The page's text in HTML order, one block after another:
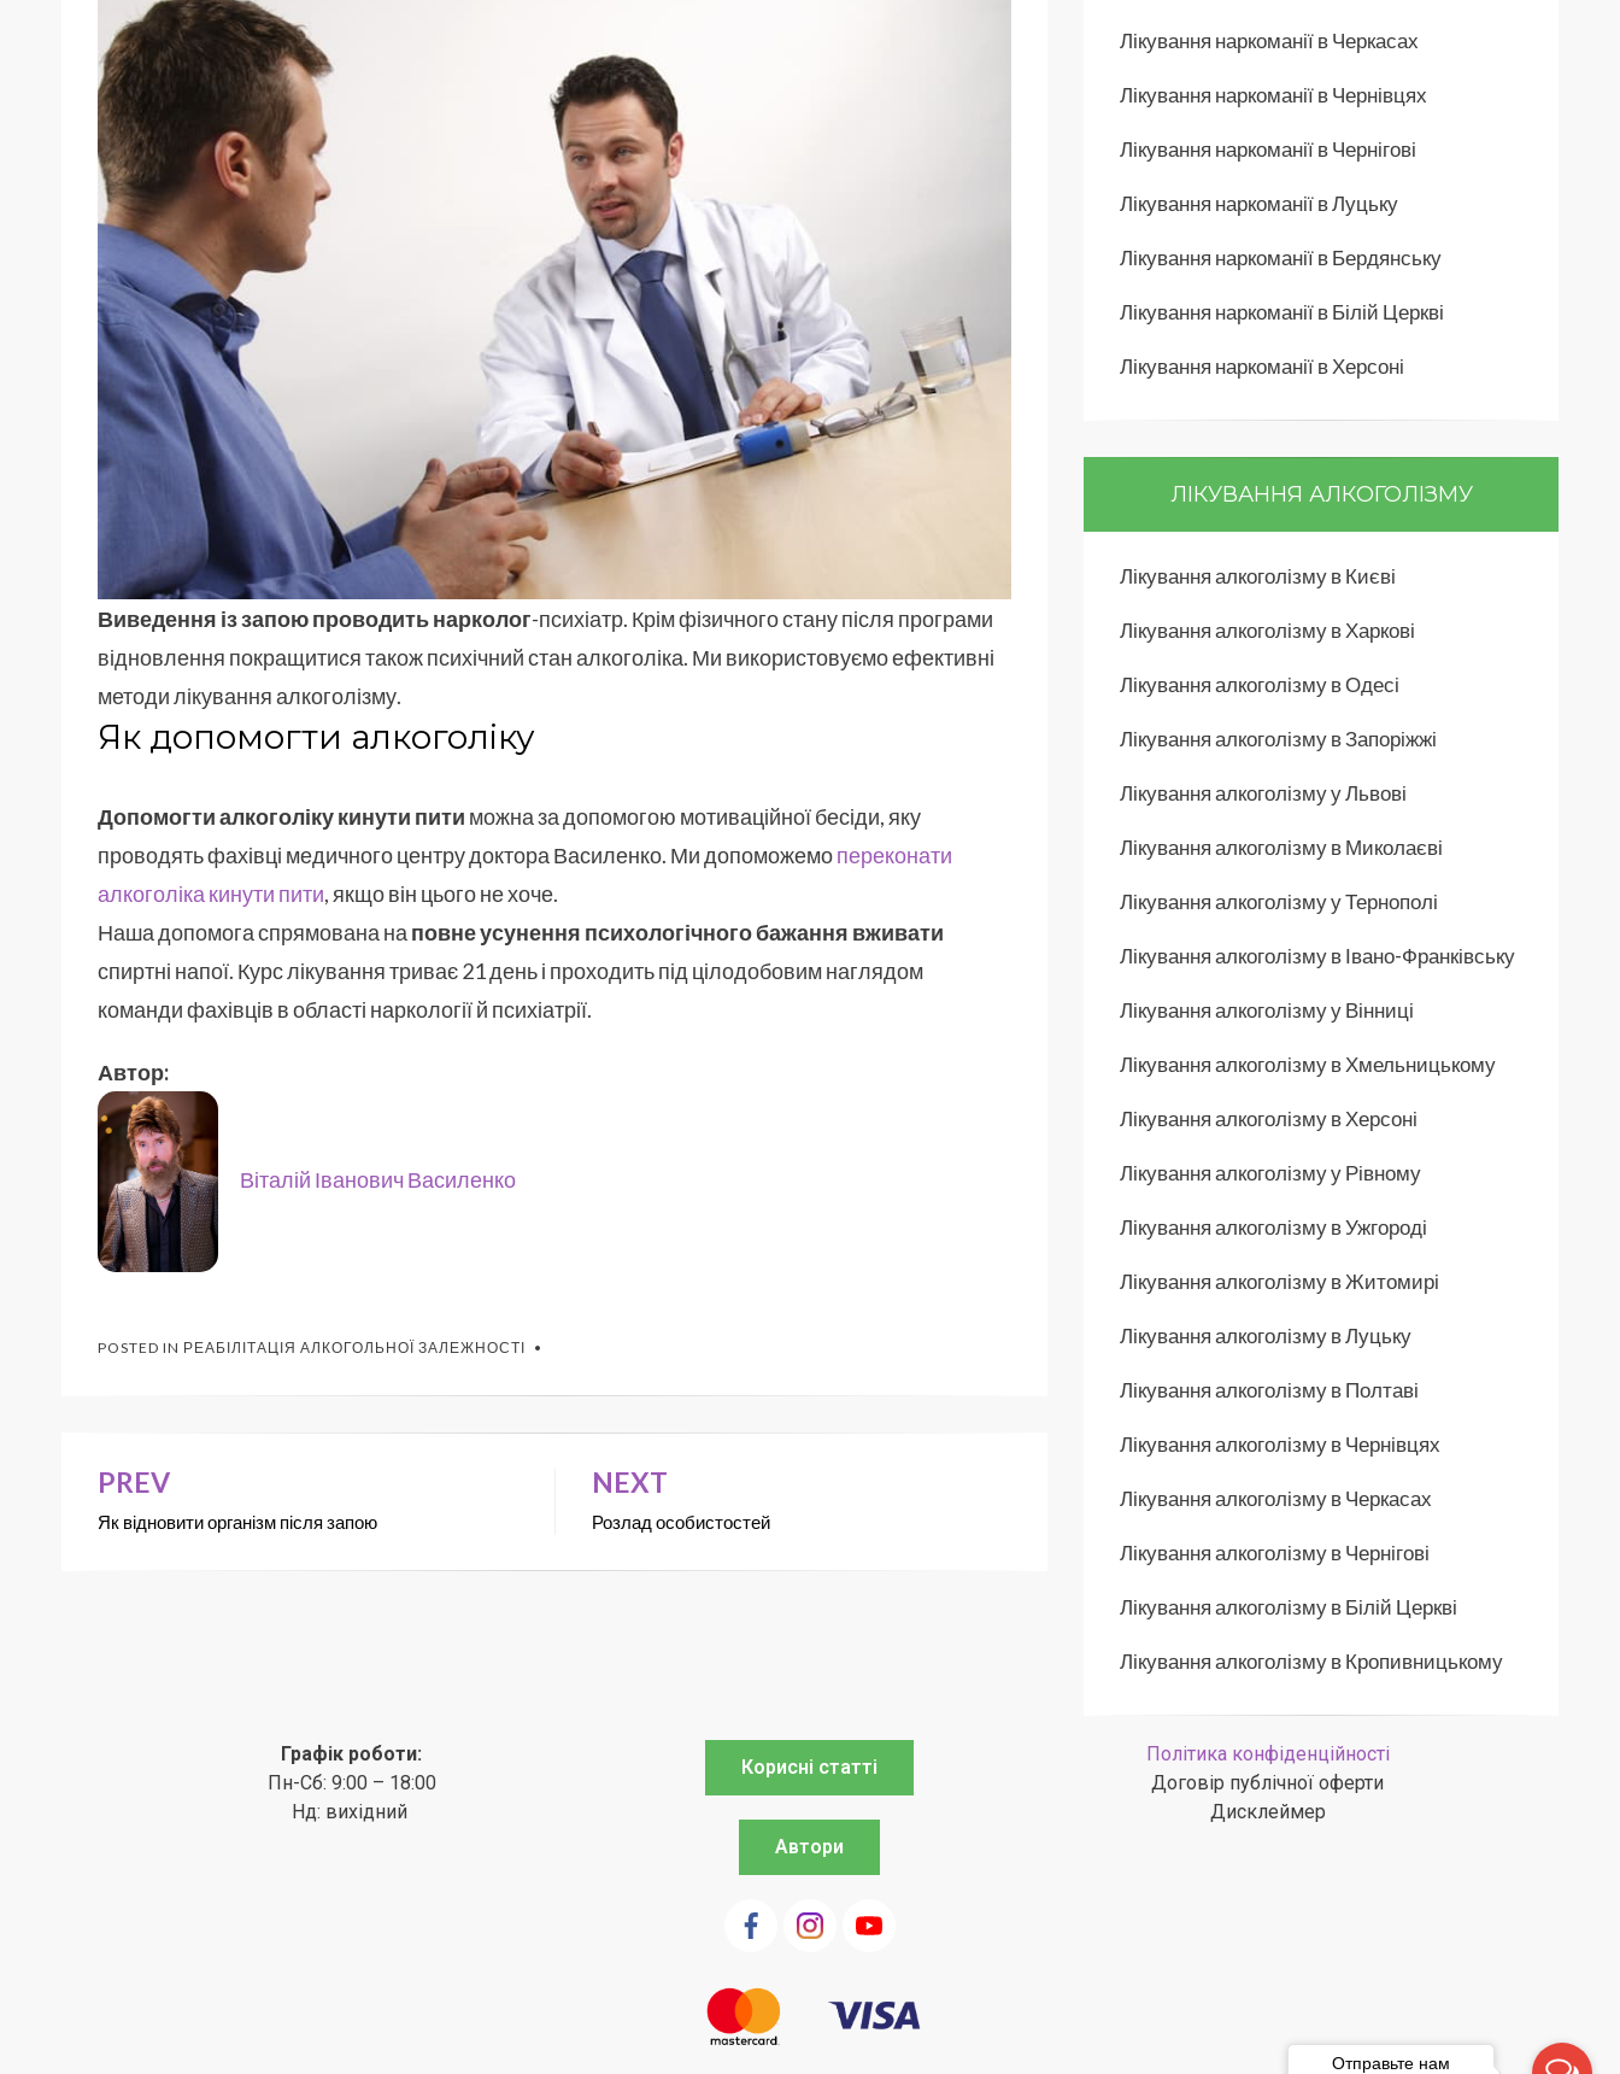
Виведення із запою проводить нарколог-психіатр. Крім фізичного стану після програми
відновлення покращитися також психічний стан алкоголіка. Ми використовуємо ефективні
методи лікування алкоголізму.
Як допомогти алкоголіку
Допомогти алкоголіку кинути пити можна за допомогою мотиваційної бесіди, яку
проводять фахівці медичного центру доктора Василенко. Ми допоможемопереконати
алкоголіка кинути пити, якщо він цього не хоче.
Наша допомога спрямована на повне усунення психологічного бажання вживати
спиртні напої. Курс лікування триває 21 день і проходить під цілодобовим наглядом
команди фахівців в області наркології й психіатрії.
Автор:
Віталій Іванович Василенко
POSTED IN РЕАБІЛІТАЦІЯ АЛКОГОЛЬНОЇ ЗАЛЕЖНОСТІ
PREV
Як відновити організм після запою
NEXT
Розлад особистостей
Лікування наркоманії в Черкасах
Лікування наркоманії в Чернівцях
Лікування наркоманії в Чернігові
Лікування наркоманії в Луцьку
Лікування наркоманії в Бердянську
Лікування наркоманії в Білій Церкві
Лікування наркоманії в Херсоні
ЛІКУВАННЯ АЛКОГОЛІЗМУ
Лікування алкоголізму в Києві
Лікування алкоголізму в Харкові
Лікування алкоголізму в Одесі
Лікування алкоголізму в Запоріжжі
Лікування алкоголізму у Львові
Лікування алкоголізму в Миколаєві
Лікування алкоголізму у Тернополі
Лікування алкоголізму в Івано-Франківську
Лікування алкоголізму у Вінниці
Лікування алкоголізму в Хмельницькому
Лікування алкоголізму в Херсоні
Лікування алкоголізму у Рівному
Лікування алкоголізму в Ужгороді
Лікування алкоголізму в Житомирі
Лікування алкоголізму в Луцьку
Лікування алкоголізму в Полтаві
Лікування алкоголізму в Чернівцях
Лікування алкоголізму в Черкасах
Лікування алкоголізму в Чернігові
Лікування алкоголізму в Білій Церкві
Лікування алкоголізму в Кропивницькому
Графік роботи:
Пн-Сб: 9:00 – 18:00
Нд: вихідний
Корисні статті
Автори
Політика конфіденційності
Договір публічної оферти
Дисклеймер
Отправьте нам